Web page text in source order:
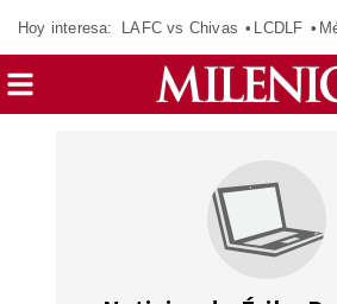
Hoy interesa: LAFC vs Chivas LCDLF